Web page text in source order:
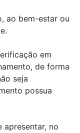
ao bem-estar ou
em
de forma
seja
possua
apresentar, no